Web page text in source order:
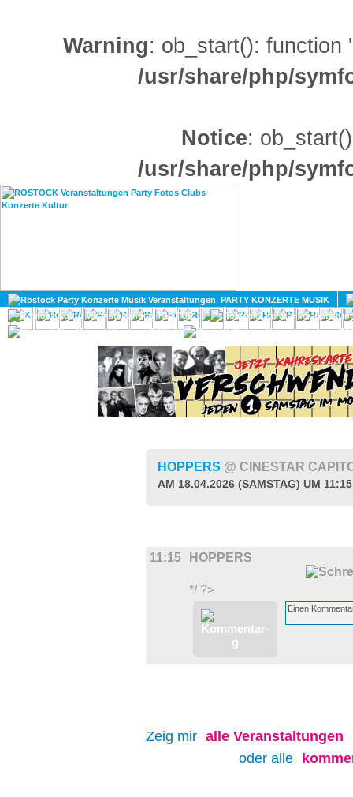
Warning: ob_start(): function
/usr/share/php/
Notice:
/usr/share/php/
PARTY KONZERTE MUSIK
KULTUR
GAY
HOPPERS @ CINESTAR
AM 18.04.2026 (SAMSTAG) UM
11:15 HOPPERS
*/ ?>
Zeig mir alle Veranstaltungen
oder alle